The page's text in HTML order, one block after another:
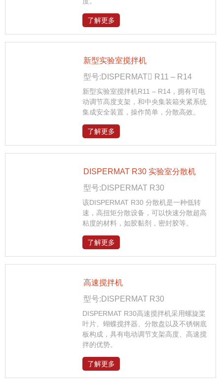
了解更多
新型实验室搅拌机
型号:DISPERMAT R11 ‒ R14
新型实验室搅拌机R11 ‒ R14，拥有可电
动调节高度支架，和中央集装箱夹紧系统
集成安全装置，操作简单，分散高效。
了解更多
DISPERMAT R30 实验室分散机
型号:DISPERMAT R30
该DISPERMAT R30 分散机是一种低转
速，高扭矩分散设备，可以快速分散超高
粘度的材料，如胶黏剂，密封胶等。
了解更多
高速搅拌机
型号:DISPERMAT R30
DISPERMAT R30高速搅拌机采用螺旋桨
叶片、蝴蝶搅拌器、分散盘以及不锈钢底
板构成，具有电动调节支架高度、高速搅
拌的优势。
了解更多